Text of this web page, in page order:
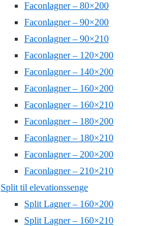
Faconlagner – 80×200
Faconlagner – 90×200
Faconlagner – 90×210
Faconlagner – 120×200
Faconlagner – 140×200
Faconlagner – 160×200
Faconlagner – 160×210
Faconlagner – 180×200
Faconlagner – 180×210
Faconlagner – 200×200
Faconlagner – 210×210
Split til elevationssenge
Split Lagner – 160×200
Split Lagner – 160×210